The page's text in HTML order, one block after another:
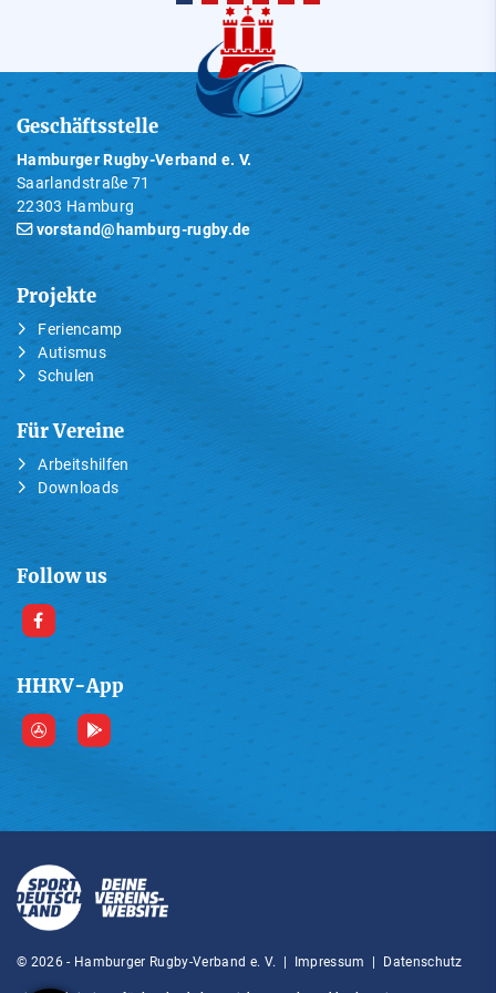
Geschäftsstelle
Hamburger Rugby-Verband e. V.
Saarlandstraße 71
22303 Hamburg
vorstand@hamburg-rugby.de
Projekte
Feriencamp
Autismus
Schulen
Für Vereine
Arbeitshilfen
Downloads
Follow us
HHRV-App
© 2026 - Hamburger Rugby-Verband e. V. | Impressum | Datenschutz